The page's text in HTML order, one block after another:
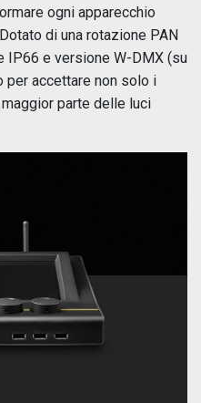
ogni apparecchio
di una rotazione PAN
IP66 e versione W-DMX (su
per accettare non solo i
parte delle luci